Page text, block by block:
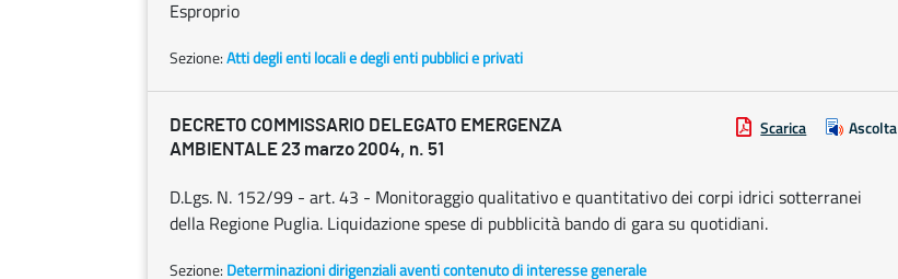
Esproprio
Sezione:Atti degli enti locali e degli enti pubblici e privati
DECRETO COMMISSARIO DELEGATO EMERGENZA
AMBIENTALE 23 marzo 2004, n. 51
Scarica Ascolta
D.Lgs. N. 152/99 - art. 43 - Monitoraggio qualitativo e quantitativo dei corpi idrici sotterranei
della Regione Puglia. Liquidazione spese di pubblicità bando di gara su quotidiani.
Sezione: Determinazioni dirigenziali aventi contenuto di interesse generale